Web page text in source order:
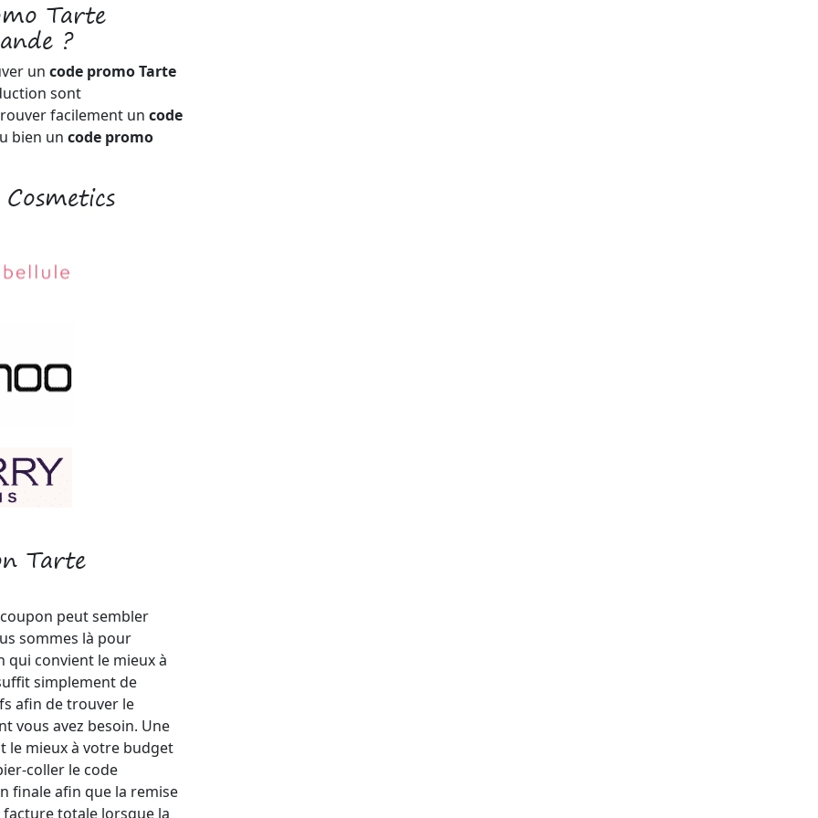
Tarte
?
un code promo Tarte
sont
facilement un code
bien un code promo
Tarte
peut sembler
sommes là pour
convient le mieux à
simplement de
afin de trouver le
vous avez besoin. Une
le mieux à votre budget
coller le code
finale afin que la remise
totale lorsque la